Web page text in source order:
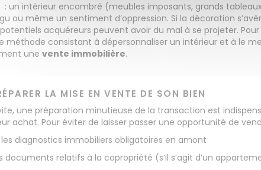
: un intérieur encombré (meubles imposants, grands
ou même un sentiment d’oppression. Si la décoration
acquéreurs peuvent avoir du mal à se projeter.
méthode consistant à dépersonnaliser un intérieur et à le
une vente immobilière.
LA MISE EN VENTE DE SON BIEN
une préparation minutieuse de la transaction est
achat. Pour éviter de laisser passer une opportunité de
les diagnostics immobiliers obligatoires en amont
documents relatifs à la copropriété (s’il s’agit d’un